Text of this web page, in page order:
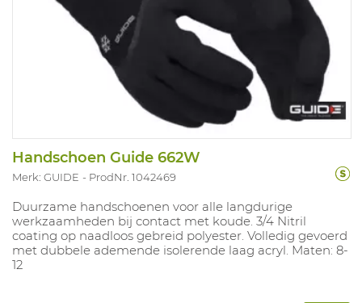
Handschoen Guide 662W
Merk: GUIDE ProdNr. 1042469
Duurzame handschoenen voor alle langdurige
werkzaamheden bij contact met koude. 3/4 Nitril
coating op naadloos gebreid polyester. Volledig gevoerd
met dubbele ademende isolerende laag acryl. Maten: 8-
12